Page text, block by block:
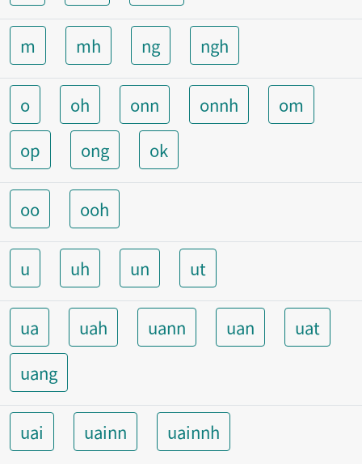
m mh ng ngh
o oh onn onnh
om
op
ong ok
oo ooh
u uh un ut
ua uah uann uan
uat
uang
uai uainn uainnh